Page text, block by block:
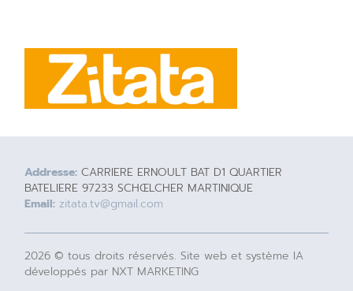
Addresse: CARRIERE ERNOULT BAT D1 QUARTIER
BATELIERE 97233 SCHŒLCHER MARTINIQUE
Email: zitata.tv@gmail.com
2026 © tous droits réservés. Site web et système IA
développés par NXT MARKETING